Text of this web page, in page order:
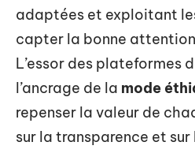
adaptées et exploitant
capter la bonne
L’essor des plateformes
l’ancrage de la mode
repenser la valeur de
sur la transparence et sur